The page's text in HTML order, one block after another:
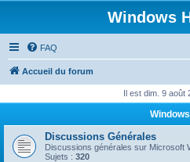
Windows
FAQ
Accueil du forum
Il est dim. 9 août
Discussions Générales
Discussions générales sur Microsoft
Sujets : 320